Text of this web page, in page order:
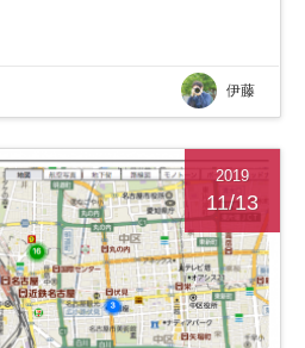
伊藤
2019
11/13